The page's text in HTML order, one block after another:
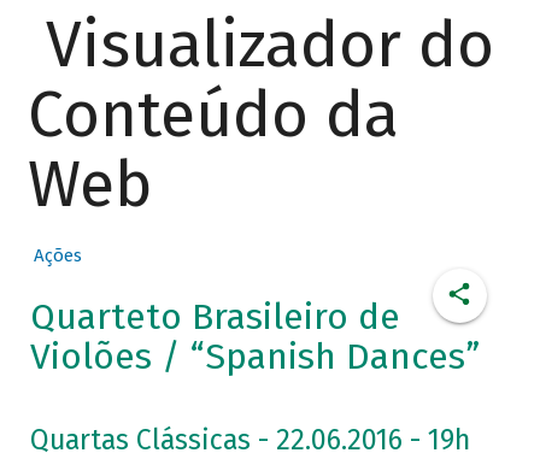
Visualizador do
Conteúdo da
Web
Ações
Quarteto Brasileiro de
Violões / “Spanish Dances”
Quartas Clássicas - 22.06.2016 - 19h